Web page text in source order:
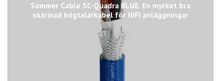
Sommer Cable SC-Quadra BLUE. En mycket bra
skärmad högtalarkabel för HiFI anläggningar